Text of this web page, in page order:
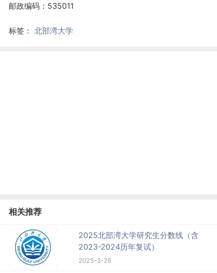
邮政编码：535011
标签： 北部湾大学
相关推荐
2025北部湾大学研究生分数线（含
2023-2024历年复试）
2025-3-26